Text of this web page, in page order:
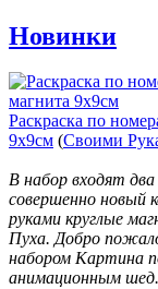
Новинки
Раскраска по
9х9см (Своими
В набор входят
совершенно новый
руками круглые
Пуха. Добро
набором Картина
анимационным